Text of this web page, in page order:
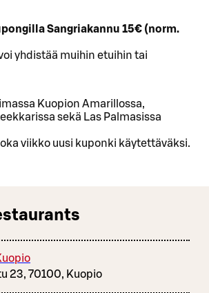
Sangriakannu 15€ (norm.
yhdistää muihin etuihin tai
Kuopion Amarillossa,
sekä Las Palmasissa
viikko uusi kuponki käytettäväksi.
23, 70100, Kuopio